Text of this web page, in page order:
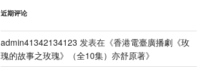
近期评论
admin41342134123 发表在《香港電臺廣播劇《玫
瑰的故事之玫瑰》（全10集）亦舒原著》